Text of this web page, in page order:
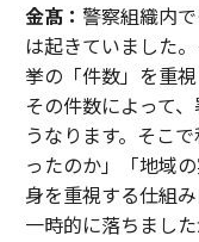
金髙： 警察組織内
は起きていました
挙の「件数」を重
その件数によって
うなります。そこ
ったのか」「地域
身を重視する仕組
一時的に落ちまし